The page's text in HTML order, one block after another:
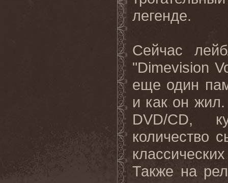
легенде.
Сейчас
"Dimevision
еще один
и как он
DVD/CD,
количество
Также на